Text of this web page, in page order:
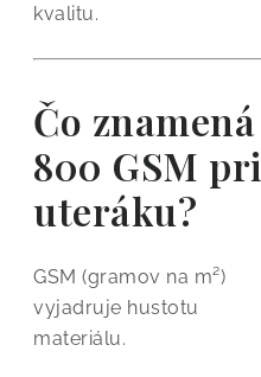
kvalitu.
Čo znamená
800 GSM pri
uteráku?
GSM (gramov na m²)
vyjadruje hustotu
materiálu.